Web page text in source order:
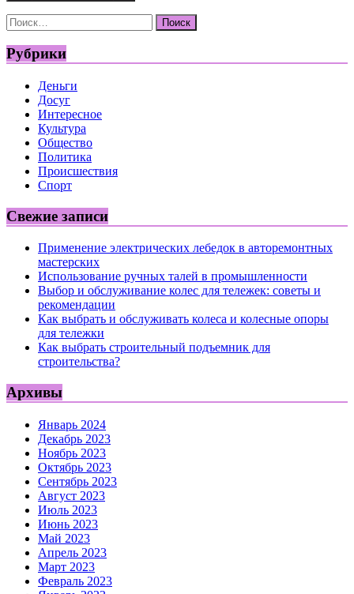
Найти:
Рубрики
Деньги
Досуг
Интересное
Культура
Общество
Политика
Происшествия
Спорт
Свежие записи
Применение электрических лебедок в авторемонтных
мастерских
Использование ручных талей в промышленности
Выбор и обслуживание колес для тележек: советы и
рекомендации
Как выбрать и обслуживать колеса и колесные опоры
для тележки
Как выбрать строительный подъемник для
строительства?
Архивы
Январь 2024
Декабрь 2023
Ноябрь 2023
Октябрь 2023
Сентябрь 2023
Август 2023
Июль 2023
Июнь 2023
Май 2023
Апрель 2023
Март 2023
Февраль 2023